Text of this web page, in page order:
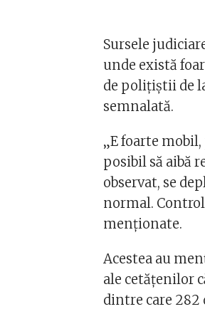
Sursele
unde există
de poliţiştii de
semnalată.
„E foarte
posibil să aibă
observat, se
normal.
menţionate.
Acestea au
ale cetăţenilor
dintre care 282